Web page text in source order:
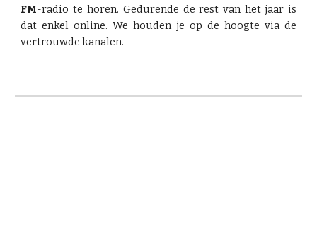
FM-radio te horen. Gedurende de rest van het jaar is
dat enkel online. We houden je op de hoogte via de
vertrouwde kanalen.